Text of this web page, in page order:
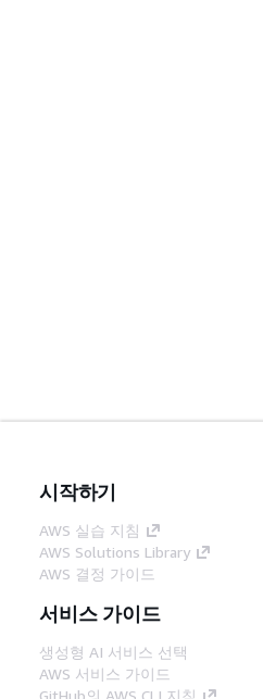
시작하기
AWS 실습 지침
AWS Solutions Library
AWS 결정 가이드
서비스 가이드
생성형 AI 서비스 선택
AWS 서비스 가이드
GitHub의 AWS CLI 지침